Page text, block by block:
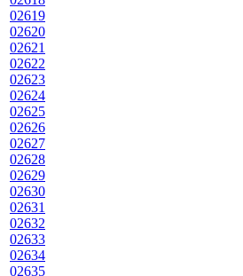
02619
02620
02621
02622
02623
02624
02625
02626
02627
02628
02629
02630
02631
02632
02633
02634
02635